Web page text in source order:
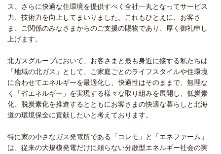
ス、さらに快適な住環境を提供すべく全社一丸となってサービス
力、技術力を向上してまいりました。これもひとえに、お客さ
ま、ご関係のみなさまからのご支援の賜物であり、厚く御礼申し
上げます。
北ガスグループにおいて、お客さまと最も身近に接する私たちは
「地域の北ガス」として、ご家庭ごとのライフスタイルや住環境
に合わせてエネルギーを最適化し、快適性はそのままで、無理な
く「省エネルギー」を実現する様々な取り組みを展開し、低炭素
化、脱炭素化を推進するとともにお客さまの快適な暮らしと北海
道の環境保全に貢献したいと考えております。
特に家の小さなガス発電所である「コレモ」と「エネファーム」
は、従来の大規模発電だけに頼らない分散型エネルギー社会の実